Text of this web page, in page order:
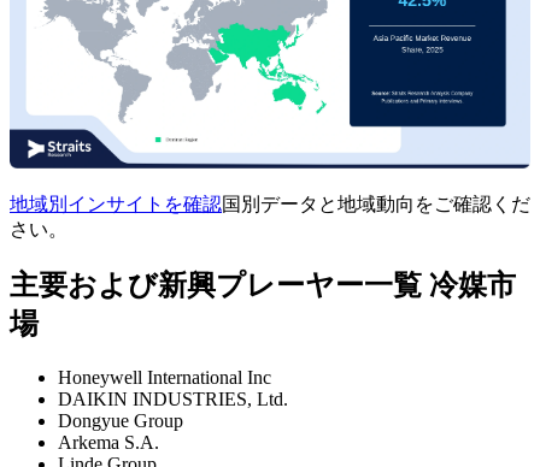
地域別インサイトを確認国別データと地域動向をご確認くだ
さい。
主要および新興プレーヤー一覧 冷媒市
場
Honeywell International Inc
DAIKIN INDUSTRIES, Ltd.
Dongyue Group
Arkema S.A.